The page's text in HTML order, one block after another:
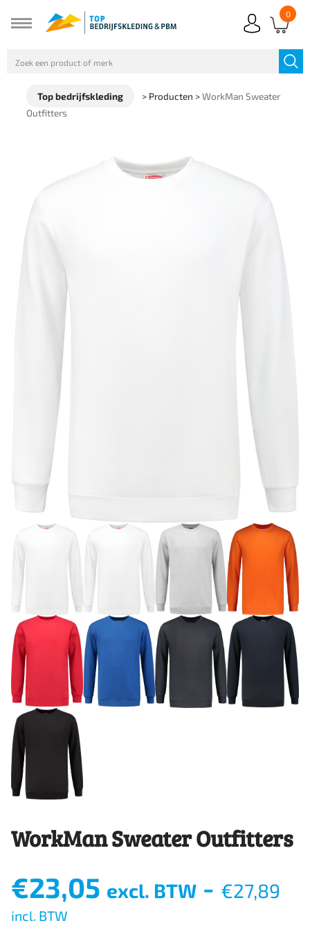
0
Top bedrijfskleding > Producten >WorkMan Sweater
Outfitters
WorkMan Sweater Outfitters
€23,05 excl. BTW - €27,89
incl. BTW